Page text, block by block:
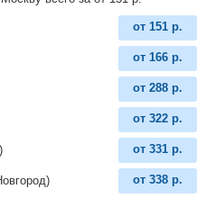
от 151 р.
от 166 р.
от 288 р.
от 322 р.
от 331 р.
от 338 р.